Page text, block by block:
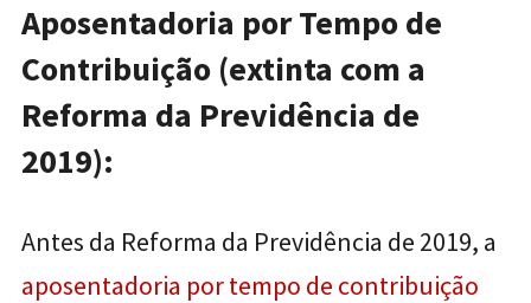
Aposentadoria por Tempo de
Contribuição (extinta com a
Reforma da Previdência de
2019):
Antes da Reforma da Previdência de 2019, a
aposentadoria por tempo de contribuição